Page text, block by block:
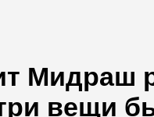
Мидраш
вещи